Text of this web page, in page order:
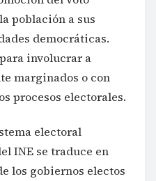
población a sus
democráticas.
involucrar a
marginados o con
procesos electorales.
electoral
INE se traduce en
los gobiernos electos